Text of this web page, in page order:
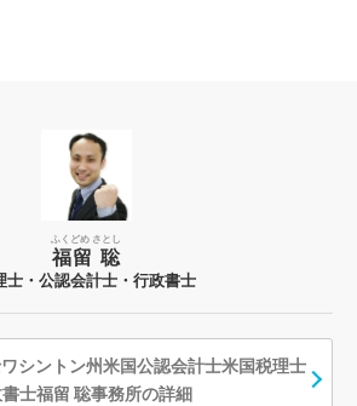
福留 聡
ふくどめ さとし
士・公認会計士・行政書士
シントン州米国公認会計士米国税理士
士福留 聡事務所の詳細